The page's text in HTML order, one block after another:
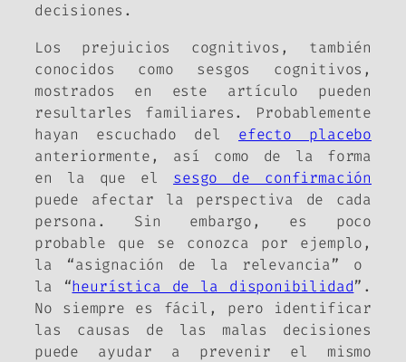
decisiones.
Los prejuicios cognitivos, también
conocidos como sesgos cognitivos,
mostrados en este artículo pueden
resultarles familiares. Probablemente
hayan escuchado del efecto placebo
anteriormente, así como de la forma
en la que el sesgo de confirmación
puede afectar la perspectiva de cada
persona. Sin embargo, es poco
probable que se conozca por ejemplo,
la “asignación de la relevancia” o
la “heurística de la disponibilidad”.
No siempre es fácil, pero identificar
las causas de las malas decisiones
puede ayudar a prevenir el mismo